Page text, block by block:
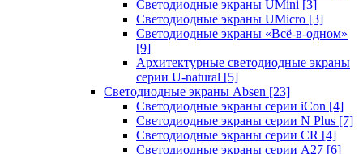
Светодиодные экраны UMini [3]
Светодиодные экраны UMicro [3]
Светодиодные экраны «Всё-в-одном»
[9]
Архитектурные светодиодные экраны
серии U-natural [5]
Светодиодные экраны Absen [23]
Светодиодные экраны серии iCon [4]
Светодиодные экраны серии N Plus [7]
Светодиодные экраны серии CR [4]
Светодиодные экраны серии А27 [6]